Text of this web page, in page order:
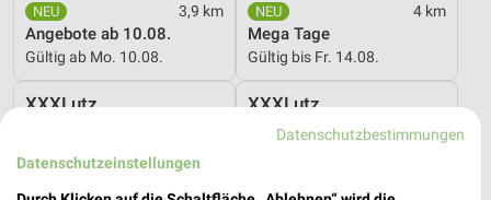
3,9 km
Angebote ab 10.08.
Gültig ab Mo. 10.08.
4 km
Mega Tage
Gültig bis Fr. 14.08.
XXXLutz XXXLutz
Datenschutzbestimmungen
Datenschutzeinstellungen